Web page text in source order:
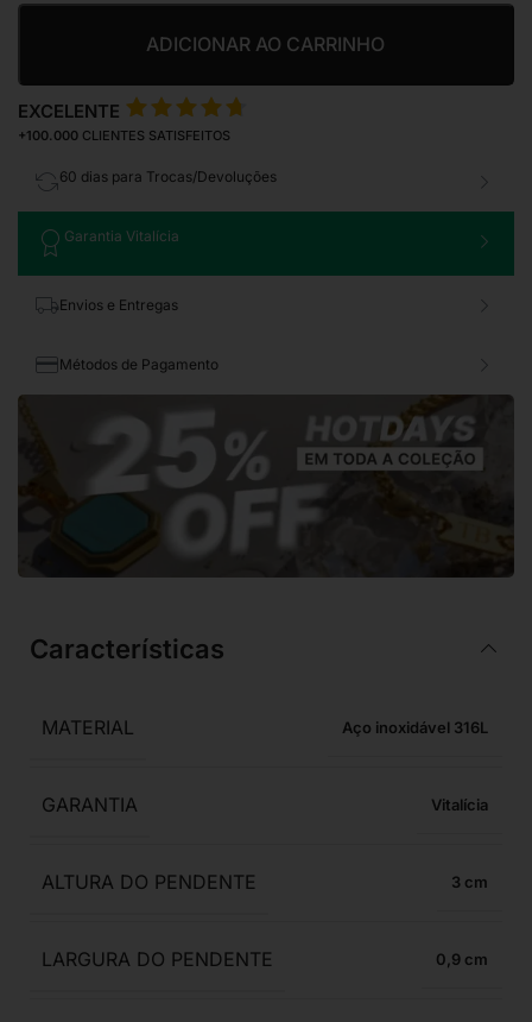
ADICIONAR AO CARRINHO
EXCELENTE
+100.000 CLIENTES SATISFEITOS
60 dias para Trocas/Devoluções
Garantia Vitalícia
Envios e Entregas
Métodos de Pagamento
Características
MATERIAL Aço inoxidável 316L
GARANTIA Vitalícia
ALTURA DO PENDENTE 3
LARGURA DO PENDENTE 0,9